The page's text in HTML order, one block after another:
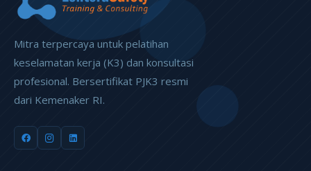
Mitra terpercaya untuk pelatihan
keselamatan kerja (K3) dan konsultasi
profesional. Bersertifikat PJK3 resmi
dari Kemenaker RI.